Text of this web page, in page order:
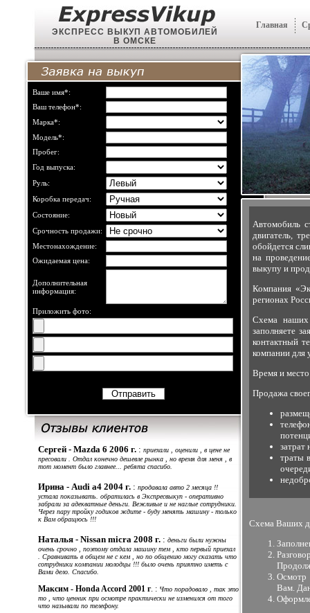
ЭКСПРЕСС ВЫКУП АВТОМОБИЛЕЙ
В ОМСКЕ
Главная
Ваше имя*:
Ваш телефон*:
Марка*:
Модель*:
Пробег:
Год выпуска:
Руль:
Коробка передач:
Состояние:
Срочность продажи:
Местонахождение:
Ожидаемая цена:
Дополнительная
информация:
Приложить фото:
Сергей - Mazda 6 2006 г. : приехали , оценили , в цене не
пресовали . Отдал конечно дешевле рынка , но время для меня , в
тот момент было главнее... ребята спасибо.
Ирина - Audi a4 2004 г. : продавала авто 2 месяца !!
устала показывать. обратилась в Экспресвыкуп - оперативно
забрали за адекватные деньги. Вежливые и не наглые сотрудники.
Через пару тройку годиков ждите - буду менять машину - только
к Вам обращюсь !!!
Наталья - Nissan micra 2008 г. : деньги были нужны
очень срочно , поэтому отдала машину тем , кто первый приехал
. Сравнивать в общем не с кем , но по общению могу сказать что
сотрудники компании молодцы !!! было очень приятно иметь с
Вами дело. Спасибо.
Максим - Honda Accord 2001 г. : Что порадовало , так это
то , что ценник при осмотре практически не изменился от того
что называли по телефону.
Автомобиль
двигатель,
обойдется
на
выкупу и
Компания
регионах
Схема
заполняете
контактный
компании для
Время и
Продажа
затрат
траты
Схема Ваших
Осмотр
Вам.